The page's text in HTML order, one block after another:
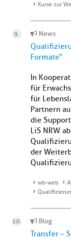
Kurse zur
News
Formate“
In
für
für
Partnern
die
LiS NRW
der
wb-web
Blog
Transfer –